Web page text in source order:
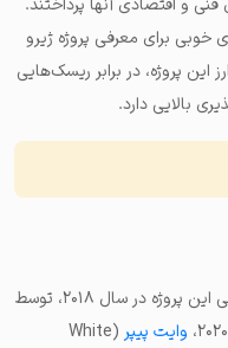
و اقتصادی آنها پرداختند.
خوبی برای معرفی پروژه ژیرو
این پروژه، در برابر ریسک‌هایی
بالایی دارد.
همان‌طور که اشاره کردیم، مراحل اولیه معرفی این پروژه در سال ۲۰۱۸، توسط
وایت پیپر (White